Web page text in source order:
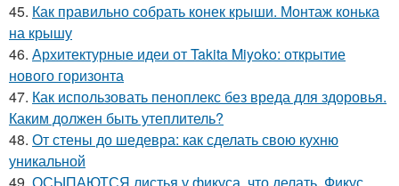
45. Как правильно собрать конек крыши. Монтаж конька
на крышу
46. Архитектурные идеи от Takita Miyoko: открытие
нового горизонта
47. Как использовать пеноплекс без вреда для здоровья.
Каким должен быть утеплитель?
48. От стены до шедевра: как сделать свою кухню
уникальной